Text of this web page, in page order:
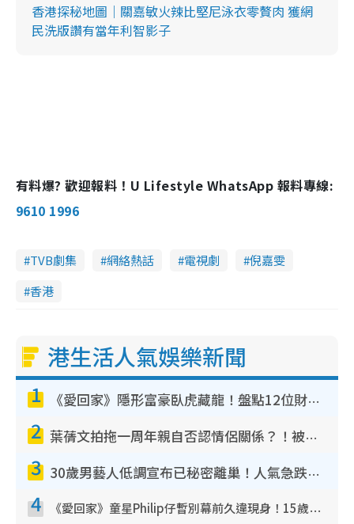
香港探秘地圖｜關嘉敏火辣比堅尼泳衣零贅肉 獲網
民洗版讚有當年利智影子
有料爆? 歡迎報料！U Lifestyle WhatsApp 報料專線:
9610 1996
TVB劇集 網絡熱話 電視劇
倪嘉雯
香港
港生活人氣娛樂新聞
1 《愛回家》隱形富豪臥虎藏龍！盤點12位財氣逼人的有錢藝人：呢位靚女3億身家唔憂做
2 葉蒨文拍拖一周年親自否認情侶關係？！被質疑感情造假竟稱GM「普通同事」
3 30歲男藝人低調宣布已秘密離巢！人氣急跌變失蹤人口︰「這幾年過得並不容易」
4 《愛回家》童星Philip仔暫別幕前久違現身！15歲近況暴風長高蛻變帥氣少男